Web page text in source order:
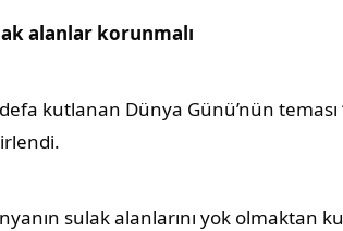
alanlar korunmalı
kutlanan Dünya Günü’nün teması
sulak alanlarını yok olmaktan